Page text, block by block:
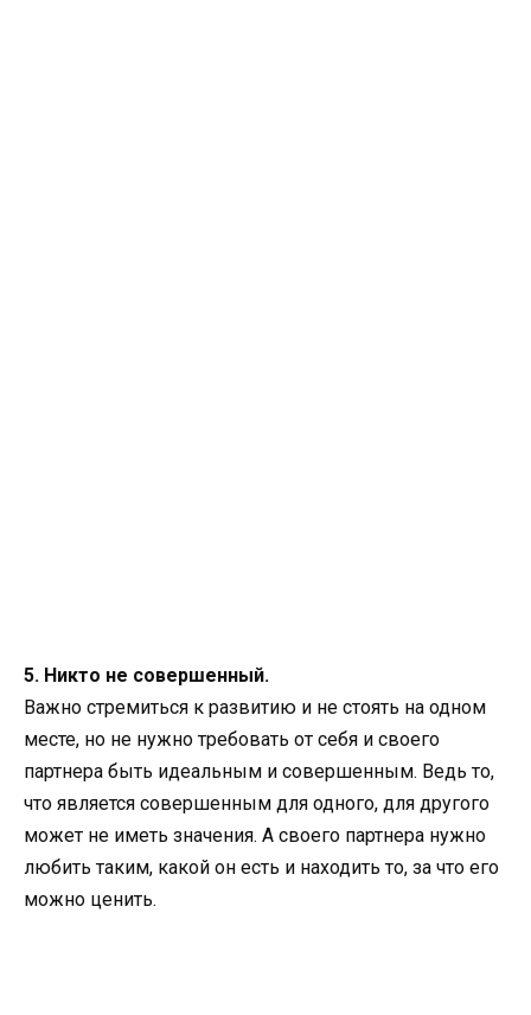
5. Никто не совершенный.
Важно стремиться к развитию и не стоять на одном
месте, но не нужно требовать от себя и своего
партнера быть идеальным и совершенным. Ведь то,
что является совершенным для одного, для другого
может не иметь значения. А своего партнера нужно
любить таким, какой он есть и находить то, за что его
можно ценить.